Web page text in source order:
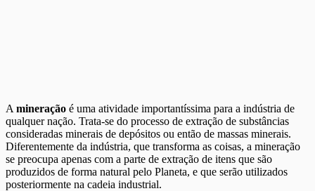
A mineração é uma atividade importantíssima para a indústria de
qualquer nação. Trata-se do processo de extração de substâncias
consideradas minerais de depósitos ou então de massas minerais.
Diferentemente da indústria, que transforma as coisas, a mineração
se preocupa apenas com a parte de extração de itens que são
produzidos de forma natural pelo Planeta, e que serão utilizados
posteriormente na cadeia industrial.